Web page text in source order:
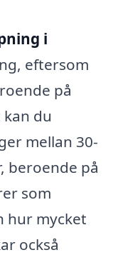
i
eftersom
på
du
mellan 30-
beroende på
som
hur mycket
också